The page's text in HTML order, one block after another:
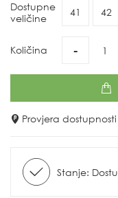
Dostupne
veličine
41 42
Količina -
Provjera
Stanje: